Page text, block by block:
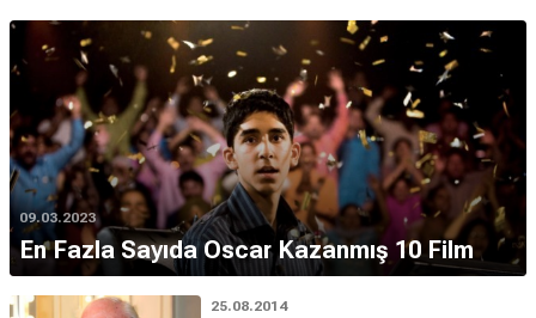
09.03.2023
En Fazla Sayıda Oscar Kazanmış 10 Film
25.08.2014